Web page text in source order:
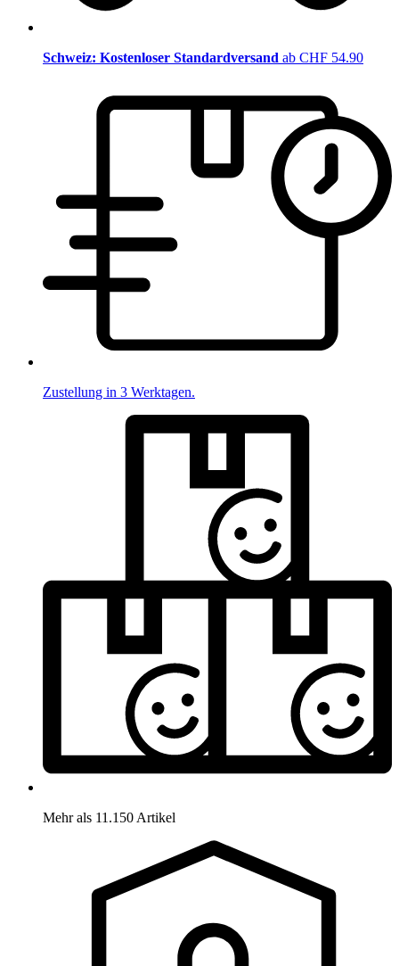
Schweiz: Kostenloser Standardversand ab CHF 54.90
Zustellung in 3 Werktagen.
Mehr als 11.150 Artikel